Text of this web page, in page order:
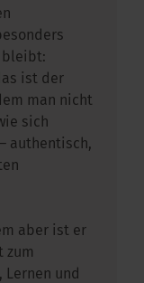
bleibt:
ist der
man nicht
sich
authentisch,
aber ist er
zum
Lernen und